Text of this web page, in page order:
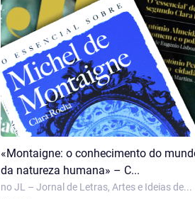
«Montaigne: o conhecimento do
da natureza humana» – C...
no JL – Jornal de Letras, Artes e Ideias de...